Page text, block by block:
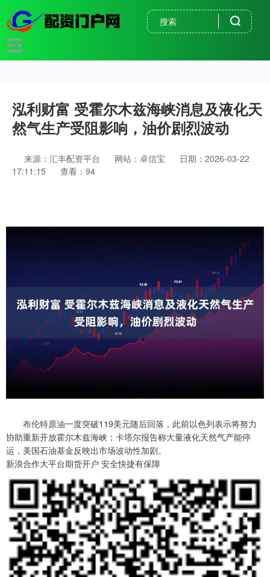
泓利财富 受霍尔木兹海峡消息及液化天
然气生产受阻影响，油价剧烈波动
来源：汇丰配资平台 网站：卓信宝
日期：2026-03-22
17:11:15
查看：94
布伦特原油一度突破119美元随后回落，此前以色列表示将努力
协助重新开放霍尔木兹海峡；卡塔尔报告称大量液化天然气产能停
运，美国石油基金反映出市场波动性加剧。
新浪合作大平台期货开户 安全快捷有保障